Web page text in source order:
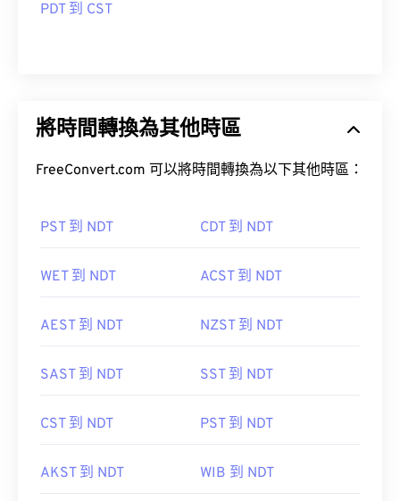
PDT 到 CST
將時間轉換為其他時區
FreeConvert.com 可以將時間轉換為以下其他時區：
PST 到 NDT CDT 到 NDT
WET 到 NDT ACST 到 NDT
AEST 到 NDT NZST 到 NDT
SAST 到 NDT SST 到 NDT
CST 到 NDT PST 到 NDT
AKST 到 NDT WIB 到 NDT